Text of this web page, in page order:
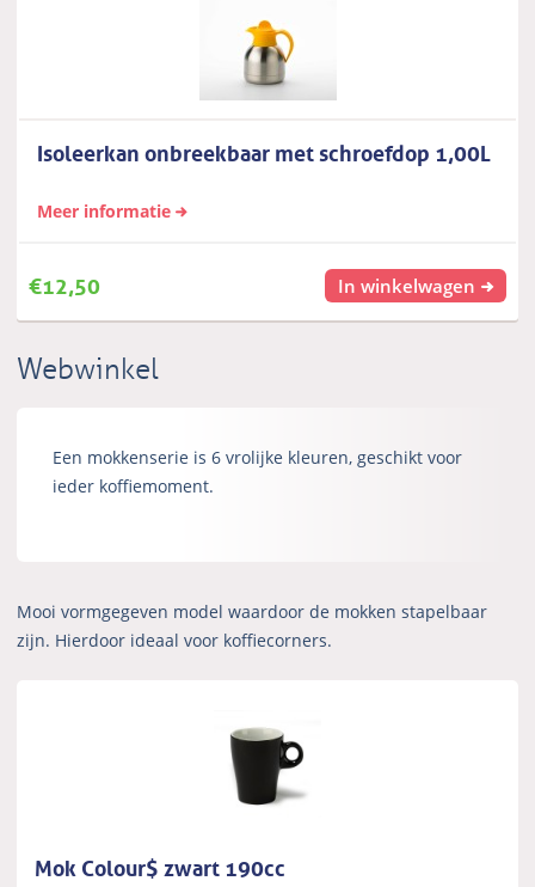
Isoleerkan onbreekbaar met schroefdop 1,00L
Meer informatie
€12,50 In winkelwagen
Webwinkel
Een mokkenserie is 6 vrolijke kleuren, geschikt voor
ieder koffiemoment.
Mooi vormgegeven model waardoor de mokken stapelbaar
zijn. Hierdoor ideaal voor koffiecorners.
Mok Colour$ zwart 190cc